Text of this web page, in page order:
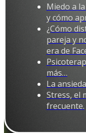
Miedo a
y cómo
¿Cómo
pareja y
era de
más…
La
Stress, el
frecuente.